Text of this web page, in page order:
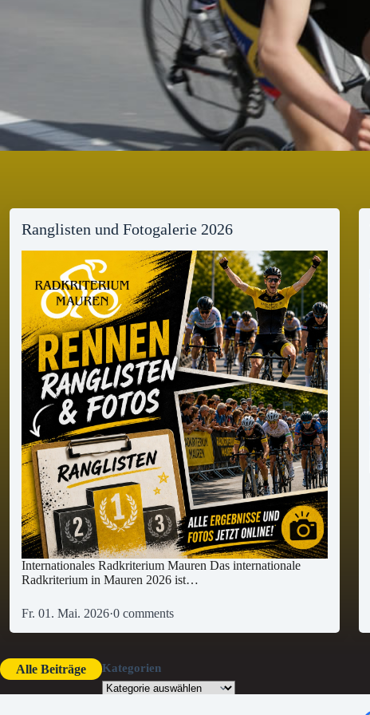
Ranglisten und Fotogalerie 2026
Internationales Radkriterium Mauren Das internationale
Radkriterium in Mauren 2026 ist…
Fr. 01. Mai. 2026·0 comments
Alle Beiträge Kategorien